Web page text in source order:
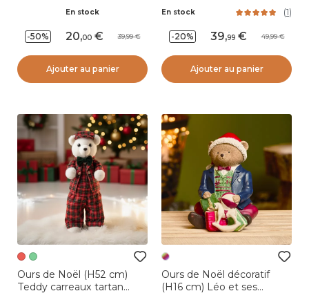
En stock
-50% 20,00 39,99
Ajouter au panier
En stock (1)
-20% 39,99 49,99
Ajouter au panier
Ours de Noël (H52 cm)
Teddy carreaux tartan
Ours de Noël décoratif
(H16 cm) Léo et ses